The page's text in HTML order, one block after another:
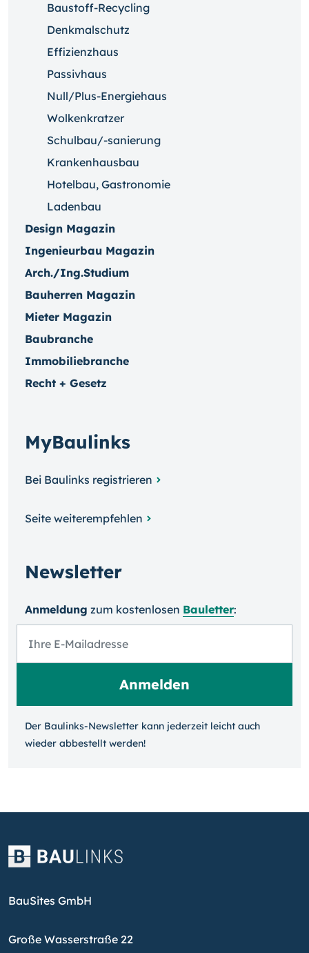
Baustoff-Recycling
Denkmalschutz
Effizienzhaus
Passivhaus
Null/Plus-Energiehaus
Wolkenkratzer
Schulbau/-sanierung
Krankenhausbau
Hotelbau, Gastronomie
Ladenbau
Design Magazin
Ingenieurbau Magazin
Arch./Ing.Studium
Bauherren Magazin
Mieter Magazin
Baubranche
Immobiliebranche
Recht + Gesetz
MyBaulinks
Bei Baulinks registrieren
Seite weiterempfehlen
Newsletter
Anmeldung zum kosten­losen Bauletter:
Der Baulinks-Newsletter kann jeder­zeit leicht auch
wieder ab­bestellt werden!
BauSites GmbH
Große Wasserstraße 22